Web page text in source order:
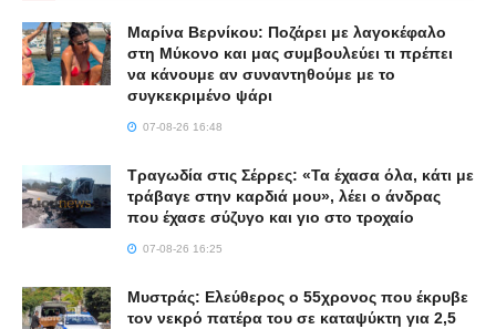
Μαρίνα Βερνίκου: Ποζάρει με λαγοκέφαλο
στη Μύκονο και μας συμβουλεύει τι πρέπει
να κάνουμε αν συναντηθούμε με το
συγκεκριμένο ψάρι
07-08-26 16:48
Τραγωδία στις Σέρρες: «Τα έχασα όλα, κάτι με
τράβαγε στην καρδιά μου», λέει ο άνδρας
που έχασε σύζυγο και γιο στο τροχαίο
07-08-26 16:25
Μυστράς: Ελεύθερος ο 55χρονος που έκρυβε
τον νεκρό πατέρα του σε καταψύκτη για 2,5